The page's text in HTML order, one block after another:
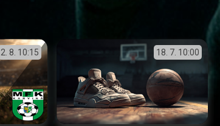
2. 8. 10:15 18. 7. 10:00